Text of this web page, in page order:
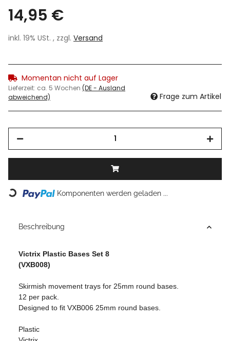
14,95 €
inkl. 19% USt. , zzgl. Versand
Momentan nicht auf Lager
Lieferzeit: ca. 5 Wochen (DE - Ausland
abweichend)
Frage zum Artikel
Loading... Komponenten werden geladen ...
Beschreibung
Victrix Plastic Bases Set 8
(VXB008)
Skirmish movement trays for 25mm round bases.
12 per pack.
Designed to fit VXB006 25mm round bases.
Plastic